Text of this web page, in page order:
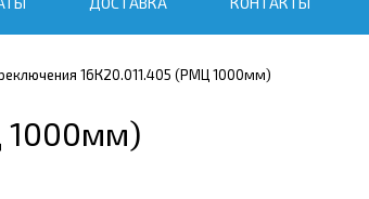
16К20.011.405 (РМЦ 1000мм)
1000мм)